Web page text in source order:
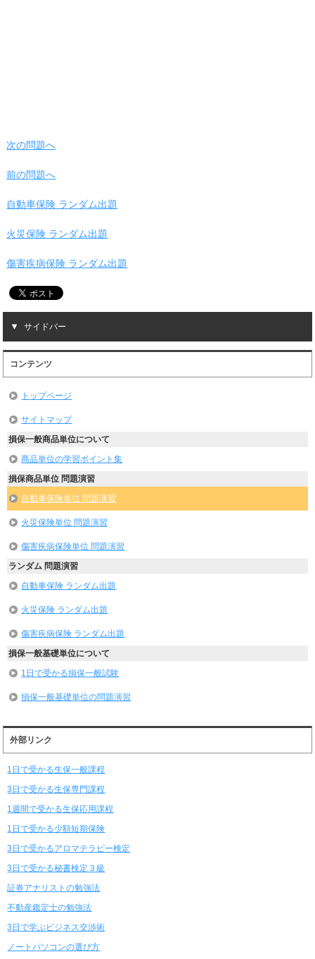
次の問題へ
前の問題へ
自動車保険 ランダム出題
火災保険 ランダム出題
傷害疾病保険 ランダム出題
サイドバー
コンテンツ
トップページ
サイトマップ
損保一般商品単位について
商品単位の学習ポイント集
損保商品単位 問題演習
自動車保険単位 問題演習
火災保険単位 問題演習
傷害疾病保険単位 問題演習
ランダム 問題演習
自動車保険 ランダム出題
火災保険 ランダム出題
傷害疾病保険 ランダム出題
損保一般基礎単位について
1日で受かる損保一般試験
損保一般基礎単位の問題演習
外部リンク
1日で受かる生保一般課程
3日で受かる生保専門課程
1週間で受かる生保応用課程
1日で受かる少額短期保険
3日で受かるアロマテラピー検定
3日で受かる秘書検定３級
証券アナリストの勉強法
不動産鑑定士の勉強法
3日で学ぶビジネス交渉術
ノートパソコンの選び方